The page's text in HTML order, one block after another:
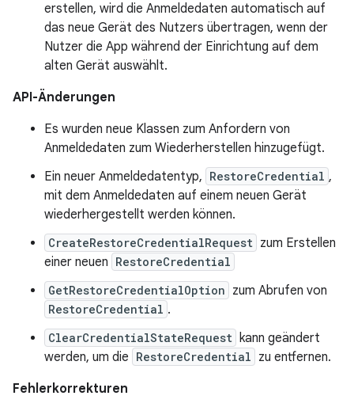
erstellen, wird die Anmeldedaten automatisch auf
das neue Gerät des Nutzers übertragen, wenn der
Nutzer die App während der Einrichtung auf dem
alten Gerät auswählt.
API-Änderungen
Es wurden neue Klassen zum Anfordern von
Anmeldedaten zum Wiederherstellen hinzugefügt.
Ein neuer Anmeldedatentyp, RestoreCredential ,
mit dem Anmeldedaten auf einem neuen Gerät
wiederhergestellt werden können.
CreateRestoreCredentialRequest zum Erstellen
einer neuen RestoreCredential
GetRestoreCredentialOption zum Abrufen von
RestoreCredential .
ClearCredentialStateRequest kann geändert
werden, um die RestoreCredential zu entfernen.
Fehlerkorrekturen